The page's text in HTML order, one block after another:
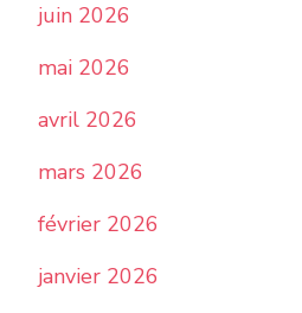
juin 2026
mai 2026
avril 2026
mars 2026
février 2026
janvier 2026